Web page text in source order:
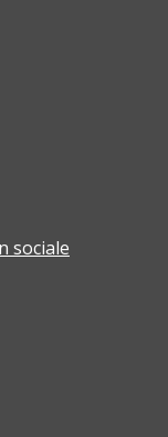
sociale